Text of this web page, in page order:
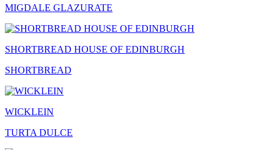
MIGDALE GLAZURATE
SHORTBREAD HOUSE OF EDINBURGH
SHORTBREAD
WICKLEIN
TURTA DULCE